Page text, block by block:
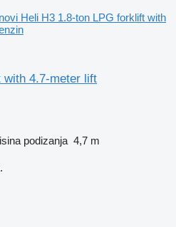
novi Heli H3 1.8-ton LPG forklift with
with 4.7-meter lift
podizanja 4,7 m